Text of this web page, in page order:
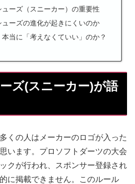
ーズ（スニーカー）の重要性
ーズの進化が起きにくいのか
当に「考えなくていい」のか？
ズ(スニーカー)が語
くの人はメーカーのロゴが入った
います。プロソフトダーツの大会
クが行われ、スポンサー登録され
に掲載できません。このルール